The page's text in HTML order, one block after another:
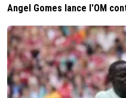
Angel Gomes lance l'OM